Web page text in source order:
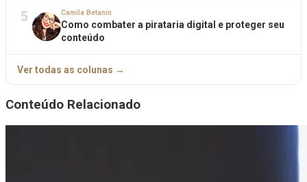
5 Camila Betanin
Como combater a pirataria digital e proteger seu
conteúdo
Ver todas as colunas →
Conteúdo Relacionado